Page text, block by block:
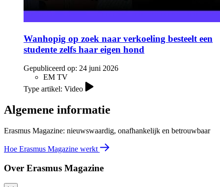
Wanhopig op zoek naar verkoeling besteelt een
studente zelfs haar eigen hond
Gepubliceerd op: 24 juni 2026
EM TV
Type artikel: Video
Algemene informatie
Erasmus Magazine: nieuwswaardig, onafhankelijk en betrouwbaar
Hoe Erasmus Magazine werkt
Over Erasmus Magazine